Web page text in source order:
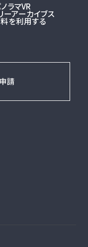
ラマVR
ーアーカイブス
を利用する
請